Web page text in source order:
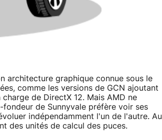
architecture graphique connue sous le
comme les versions de GCN ajoutant
de DirectX 12. Mais AMD ne
de Sunnyvale préfère voir ses
indépendamment l'un de l'autre. Au
des unités de calcul des puces.